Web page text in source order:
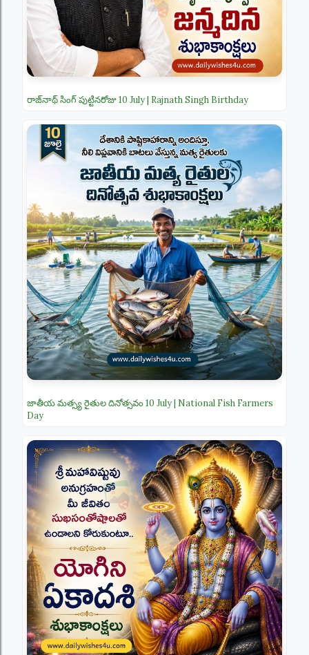
రాజ్‌నాథ్ సింగ్ పుట్టినరోజు 10 July | Rajnath Singh Birthday
జాతీయ మత్స్య రైతుల దినోత్సవం 10 July | National Fish Farmers
Day